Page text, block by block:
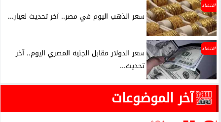
اقتصاد
سعر الذهب اليوم في مصر.. آخر تحديث لعيار...
اقتصاد
سعر الدولار مقابل الجنيه المصري اليوم.. آخر
تحديث...
آخر الموضوعات